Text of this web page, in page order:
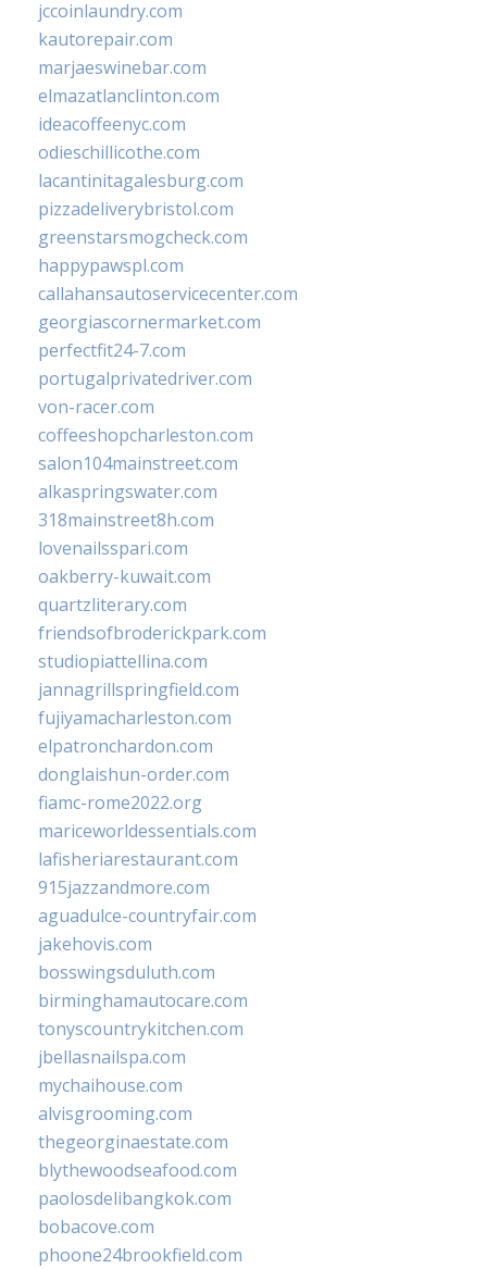
jccoinlaundry.com
kautorepair.com
marjaeswinebar.com
elmazatlanclinton.com
ideacoffeenyc.com
odieschillicothe.com
lacantinitagalesburg.com
pizzadeliverybristol.com
greenstarsmogcheck.com
happypawspl.com
callahansautoservicecenter.com
georgiascornermarket.com
perfectfit24-7.com
portugalprivatedriver.com
von-racer.com
coffeeshopcharleston.com
salon104mainstreet.com
alkaspringswater.com
318mainstreet8h.com
lovenailsspari.com
oakberry-kuwait.com
quartzliterary.com
friendsofbroderickpark.com
studiopiattellina.com
jannagrillspringfield.com
fujiyamacharleston.com
elpatronchardon.com
donglaishun-order.com
fiamc-rome2022.org
mariceworldessentials.com
lafisheriarestaurant.com
915jazzandmore.com
aguadulce-countryfair.com
jakehovis.com
bosswingsduluth.com
birminghamautocare.com
tonyscountrykitchen.com
jbellasnailspa.com
mychaihouse.com
alvisgrooming.com
thegeorginaestate.com
blythewoodseafood.com
paolosdelibangkok.com
bobacove.com
phoone24brookfield.com